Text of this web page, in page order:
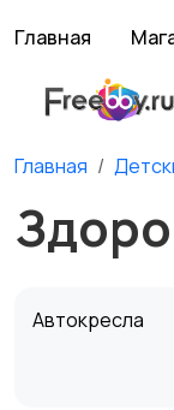
Главная
Главная
Автокресла